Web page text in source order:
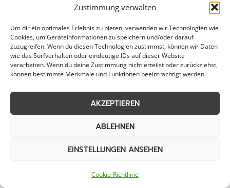
Zustimmung verwalten
Um dir ein optimales Erlebnis zu bieten, verwenden wir Technologien wie
Cookies, um Geräteinformationen zu speichern und/oder darauf
zuzugreifen. Wenn du diesen Technologien zustimmst, können wir Daten
wie das Surfverhalten oder eindeutige IDs auf dieser Website
verarbeiten. Wenn du deine Zustimmung nicht erteilst oder zurückziehst,
können bestimmte Merkmale und Funktionen beeinträchtigt werden.
AKZEPTIEREN
ABLEHNEN
EINSTELLUNGEN ANSEHEN
Cookie-Richtlinie
Schneeabtransport in
Schneeabtransport in
Schneeabtransport in
Ottersberg
Schneeabtransport in
Oyten
Schneeabtransport in
Schneeabtransport in